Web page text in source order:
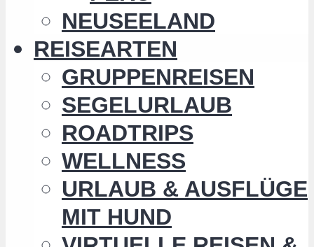
NEUSEELAND
REISEARTEN
GRUPPENREISEN
SEGELURLAUB
ROADTRIPS
WELLNESS
URLAUB & AUSFLÜGE
MIT HUND